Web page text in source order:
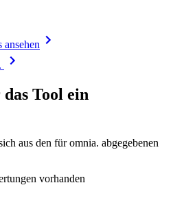
ansehen
das Tool ein
aus den für omnia. abgegebenen
vorhanden